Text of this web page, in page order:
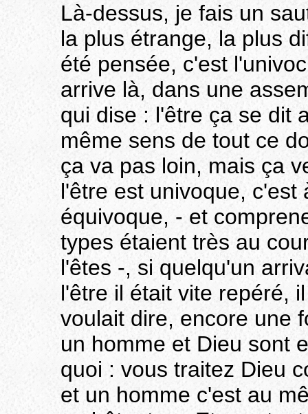
Là-dessus, je fais un
la plus étrange, la plus
été pensée, c'est
arrive là, dans une
qui dise : l'être ça se dit
même sens de tout ce
ça va pas loin, mais ça
l'être est univoque, c'est
équivoque, - et
types étaient très au
l'êtes -, si quelqu'un
l'être il était vite repéré,
voulait dire, encore une
un homme et Dieu sont
quoi : vous traitez Dieu
et un homme c'est au